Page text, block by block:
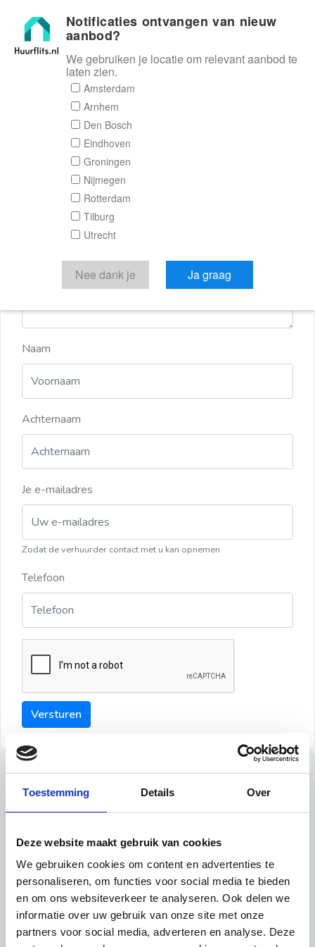
Toestemming Details Over
Deze website maakt gebruik van cookies
We gebruiken cookies om content en advertenties te
personaliseren, om functies voor social media te bieden
en om ons websiteverkeer te analyseren. Ook delen we
informatie over uw gebruik van onze site met onze
partners voor social media, adverteren en analyse. Deze
Huurflits
Reactieformulier
Huurflits
Verstuur je bericht
Door een bericht te sturen kom je in contact met de
aanbieder of makelaar van de woning.
Naam
Achternaam
Je e-mailadres
Zodat de verhuurder contact met u kan opnemen
Telefoon
Versturen
Tips
Tip 1:
Schrijf een duidelijke introductie en geef de volgende
informatie mee:
Ben je student, werkachtig of werkzoekend
Notificaties ontvangen van nieuw
aanbod?
We gebruiken je locatie om relevant aanbod te
laten zien.
Amsterdam
Arnhem
Den Bosch
Eindhoven
Groningen
Nijmegen
Rotterdam
Tilburg
Utrecht
Nee dank je Ja graag